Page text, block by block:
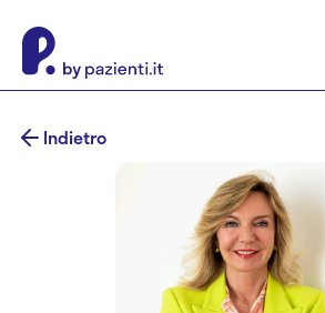
Indietro